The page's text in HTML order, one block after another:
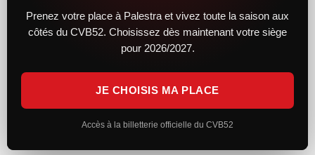
VNL 2026 : les Bleus entre confirmation et
frustration à Orléans
Prenez votre place à Palestra et vivez toute la saison aux
côtés du CVB52. Choisissez dès maintenant votre siège
pour 2026/2027.
JE CHOISIS MA PLACE
Accès à la billetterie officielle du CVB52